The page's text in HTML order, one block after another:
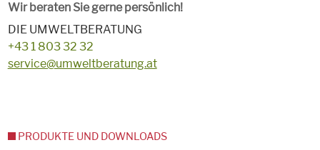
Wir beraten Sie gerne persönlich!
DIE UMWELTBERATUNG
+43 1 803 32 32
service@umweltberatung.at
PRODUKTE UND DOWNLOADS